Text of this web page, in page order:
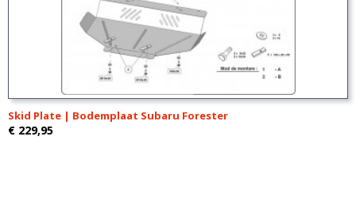
Skid Plate | Bodemplaat Subaru Forester
€ 229,95